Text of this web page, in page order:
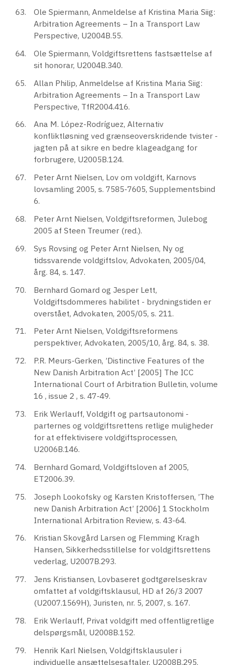
Ole Spiermann, Anmeldelse af Kristina Maria Siig:
Arbitration Agreements – In a Transport Law
Perspective, U2004B.55.
Ole Spiermann, Voldgiftsrettens fastsættelse af
sit honorar, U2004B.340.
Allan Philip, Anmeldelse af Kristina Maria Siig:
Arbitration Agreements – In a Transport Law
Perspective, TfR2004.416.
Ana M. López-Rodríguez, Alternativ
konfliktløsning ved grænseoverskridende tvister -
jagten på at sikre en bedre klageadgang for
forbrugere, U2005B.124.
Peter Arnt Nielsen, Lov om voldgift, Karnovs
lovsamling 2005, s. 7585-7605, Supplementsbind
6.
Peter Arnt Nielsen, Voldgiftsreformen, Julebog
2005 af Steen Treumer (red.).
Sys Rovsing og Peter Arnt Nielsen, Ny og
tidssvarende voldgiftslov, Advokaten, 2005/04,
årg. 84, s. 147.
Bernhard Gomard og Jesper Lett,
Voldgiftsdommeres habilitet - brydningstiden er
overstået, Advokaten, 2005/05, s. 211.
Peter Arnt Nielsen, Voldgiftsreformens
perspektiver, Advokaten, 2005/10, årg. 84, s. 38.
P.R. Meurs-Gerken, ’Distinctive Features of the
New Danish Arbitration Act’ [2005] The ICC
International Court of Arbitration Bulletin, volume
16 , issue 2 , s. 47-49.
Erik Werlauff, Voldgift og partsautonomi -
parternes og voldgiftsrettens retlige muligheder
for at effektivisere voldgiftsprocessen,
U2006B.146.
Bernhard Gomard, Voldgiftsloven af 2005,
ET2006.39.
Joseph Lookofsky og Karsten Kristoffersen, ’The
new Danish Arbitration Act’ [2006] 1 Stockholm
International Arbitration Review, s. 43-64.
Kristian Skovgård Larsen og Flemming Kragh
Hansen, Sikkerhedsstillelse for voldgiftsrettens
vederlag, U2007B.293.
Jens Kristiansen, Lovbaseret godtgørelseskrav
omfattet af voldgiftsklausul, HD af 26/3 2007
(U2007.1569H), Juristen, nr. 5, 2007, s. 167.
Erik Werlauff, Privat voldgift med offentligretlige
delspørgsmål, U2008B.152.
Henrik Karl Nielsen, Voldgiftsklausuler i
individuelle ansættelsesaftaler, U2008B.295.